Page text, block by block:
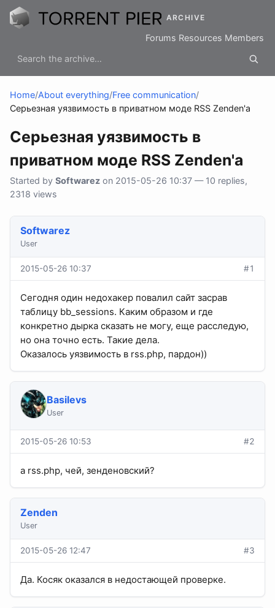
ARCHIVE
Forums Resources Members
Home/About everything/Free communication/
Серьезная уязвимость в приватном моде RSS Zenden'a
Серьезная уязвимость в
приватном моде RSS Zenden'a
Started by Softwarez on 2015-05-26 10:37 — 10 replies,
2318 views
Softwarez
User
2015-05-26 10:37 #1
Сегодня один недохакер повалил сайт засрав
таблицу bb_sessions. Каким образом и где
конкретно дырка сказать не могу, еще расследую,
но она точно есть. Такие дела.
Оказалось уязвимость в rss.php, пардон))
Basilevs
User
2015-05-26 10:53 #2
а rss.php, чей, зенденовский?
Zenden
User
2015-05-26 12:47 #3
Да. Косяк оказался в недостающей проверке.